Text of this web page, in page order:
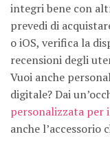
integri bene con
prevedi di
o iOS, verifica la
recensioni degli
Vuoi anche
digitale? Dai
personalizzata per
anche l’accessorio